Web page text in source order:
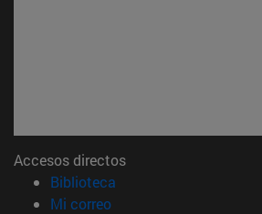
Accesos directos
Biblioteca
Mi correo(abre en nueva ventana)